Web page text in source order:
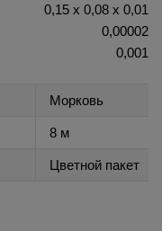
0,15 х 0,08 х 0,01
0,00002
0,001
Морковь
8 м
Цветной пакет